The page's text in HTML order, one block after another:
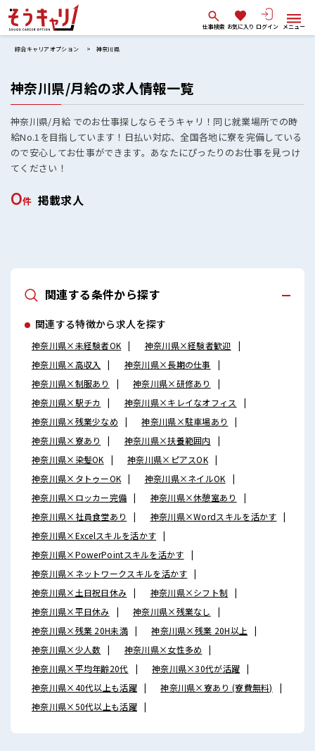
仕事検索 お気に入り ログイン メニュー
綜合キャリアオプション 神奈川県
神奈川県/月給の求人情報一覧
神奈川県/月給 でのお仕事探しならそうキャリ！同じ就業場所での時
給No.1を目指しています！日払い対応、全国各地に寮を完備している
ので安心してお仕事ができます。あなたにぴったりのお仕事を見つけ
てください！
0件 掲載求人
関連する条件から探す
関連する特徴から求人を探す
神奈川県×未経験者OK
神奈川県×経験者歓迎
神奈川県×高収入
神奈川県×長期の仕事
神奈川県×制服あり
神奈川県×研修あり
神奈川県×駅チカ
神奈川県×キレイなオフィス
神奈川県×残業少なめ
神奈川県×駐車場あり
神奈川県×寮あり
神奈川県×扶養範囲内
神奈川県×染髪OK
神奈川県×ピアスOK
神奈川県×タトゥーOK
神奈川県×ネイルOK
神奈川県×ロッカー完備
神奈川県×休憩室あり
神奈川県×社員食堂あり
神奈川県×Wordスキルを活かす
神奈川県×Excelスキルを活かす
神奈川県×PowerPointスキルを活かす
神奈川県×ネットワークスキルを活かす
神奈川県×土日祝日休み
神奈川県×シフト制
神奈川県×平日休み
神奈川県×残業なし
神奈川県×残業 20H未満
神奈川県×残業 20H以上
神奈川県×少人数
神奈川県×女性多め
神奈川県×平均年齢20代
神奈川県×30代が活躍
神奈川県×40代以上も活躍
神奈川県×寮あり (寮費無料)
神奈川県×50代以上も活躍